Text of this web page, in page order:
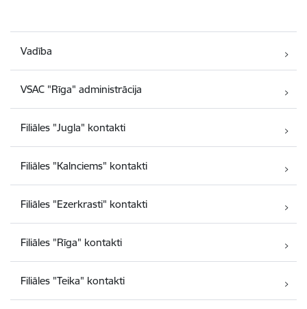
Vadība
VSAC "Rīga" administrācija
Filiāles "Jugla" kontakti
Filiāles "Kalnciems" kontakti
Filiāles "Ezerkrasti" kontakti
Filiāles "Rīga" kontakti
Filiāles "Teika" kontakti